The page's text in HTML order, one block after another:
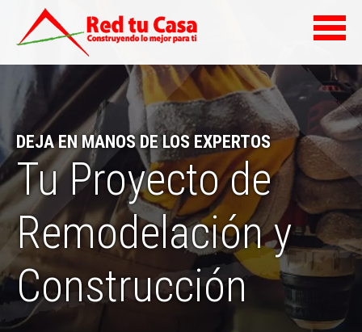
DEJA EN MANOS DE LOS EXPERTOS
Tu Proyecto de
Remodelación y
Construcción